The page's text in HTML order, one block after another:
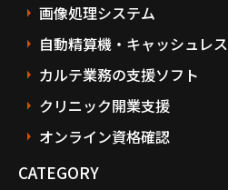
画像処理システム
自動精算機・キャッシュレス
カルテ業務の支援ソフト
クリニック開業支援
オンライン資格確認
CATEGORY